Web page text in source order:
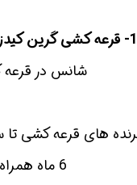
1- قرعه کشی گرین کیدز:
شانس در قرعه
های قرعه کشی
6 ماه همراه با ارسال رایگان میتونن